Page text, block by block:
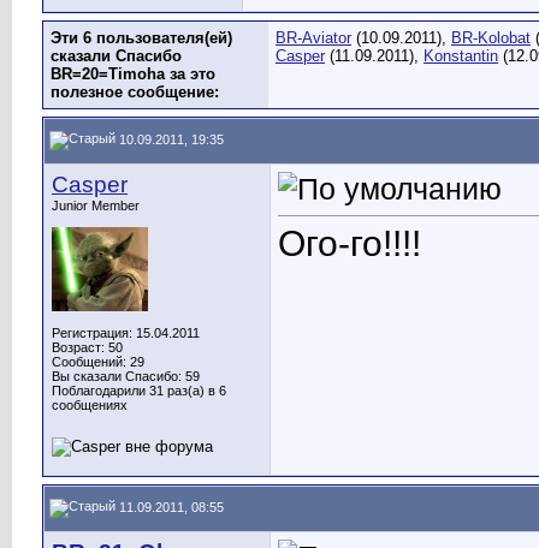
Эти 6 пользователя(ей)
сказали Спасибо
BR=20=Timoha за это
полезное сообщение:
BR-Aviator (10.09.2011), BR-Kolobat
Casper (11.09.2011), Konstantin
10.09.2011, 19:35
Casper
Junior Member
Регистрация: 15.04.2011
Возраст: 50
Сообщений: 29
Вы сказали Спасибо: 59
Поблагодарили 31 раз(а) в 6
сообщениях
Ого-го!!!!
11.09.2011, 08:55